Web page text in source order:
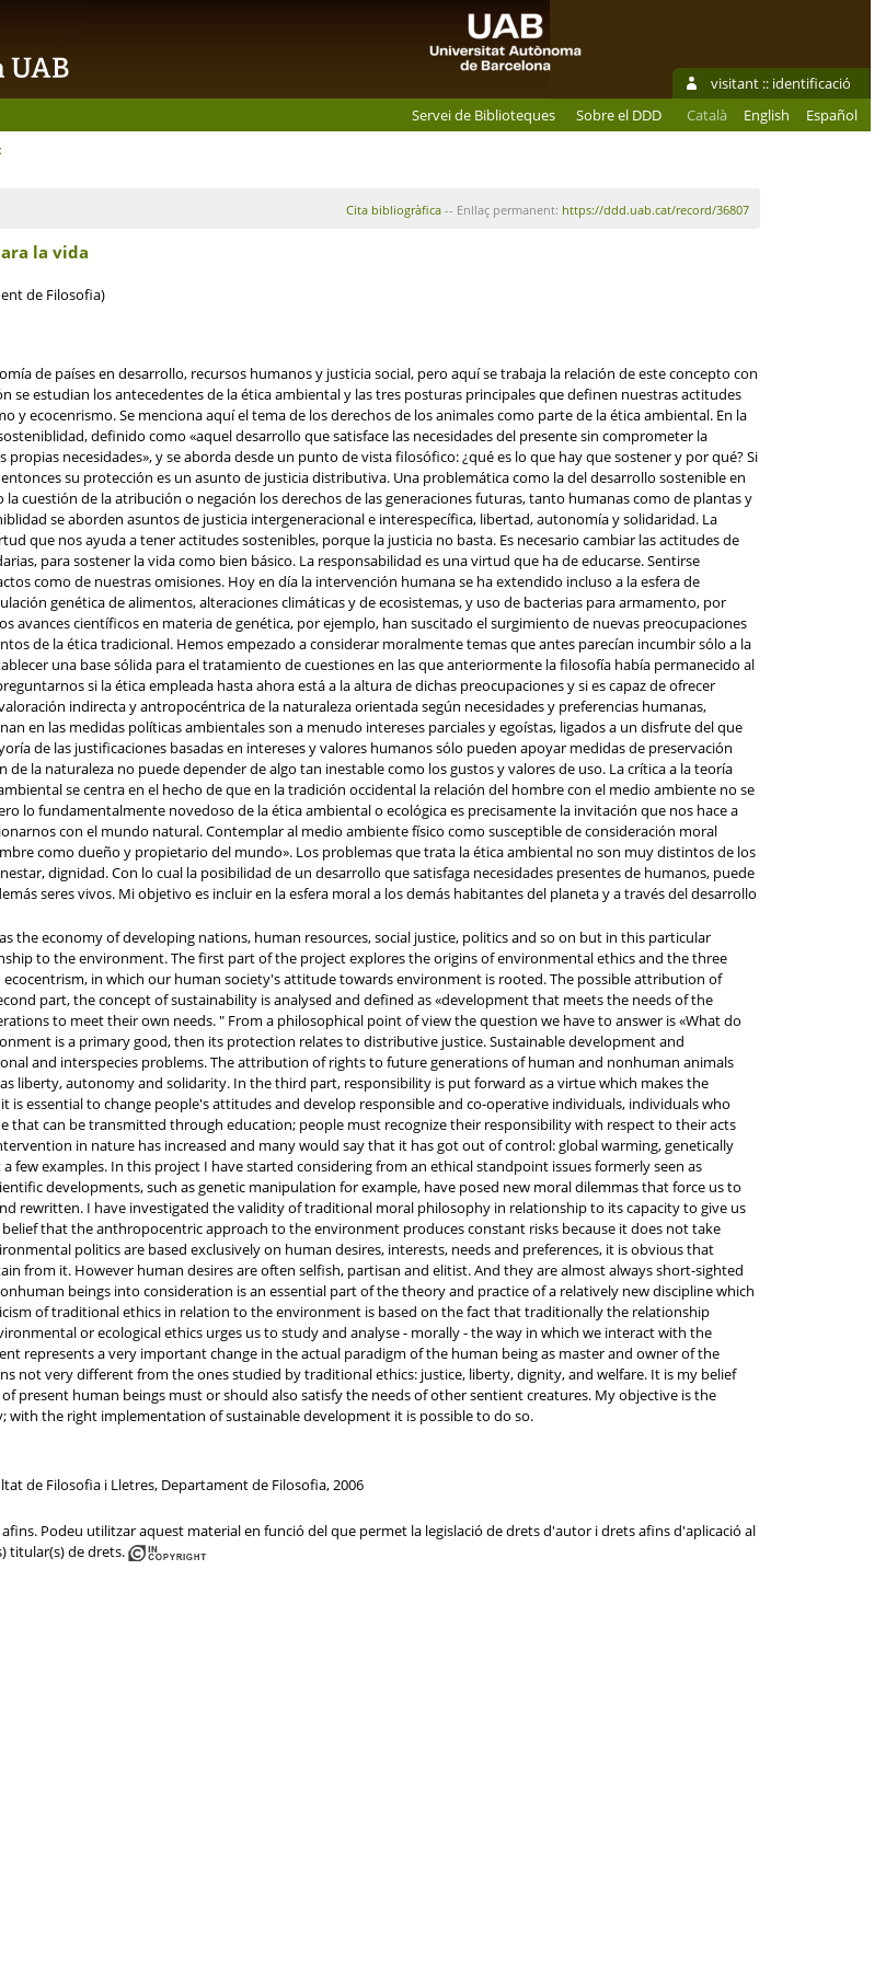
visitant :: identificació
Servei de Biblioteques Sobre el DDD Català English Español
Cita bibliogràfica-- Enllaç permanent: https://ddd.uab.cat/record/36807
la vida
de Filosofia)
de países en desarrollo, recursos humanos y justicia social, pero aquí se trabaja la relación de este concepto con
se estudian los antecedentes de la ética ambiental y las tres posturas principales que definen nuestras actitudes
ecocenrismo. Se menciona aquí el tema de los derechos de los animales como parte de la ética ambiental. En la
definido como «aquel desarrollo que satisface las necesidades del presente sin comprometer la
propias necesidades», y se aborda desde un punto de vista filosófico: ¿qué es lo que hay que sostener y por qué? Si
su protección es un asunto de justicia distributiva. Una problemática como la del desarrollo sostenible en
cuestión de la atribución o negación los derechos de las generaciones futuras, tanto humanas como de plantas y
se aborden asuntos de justicia intergeneracional e interespecífica, libertad, autonomía y solidaridad. La
que nos ayuda a tener actitudes sostenibles, porque la justicia no basta. Es necesario cambiar las actitudes de
para sostener la vida como bien básico. La responsabilidad es una virtud que ha de educarse. Sentirse
como de nuestras omisiones. Hoy en día la intervención humana se ha extendido incluso a la esfera de
genética de alimentos, alteraciones climáticas y de ecosistemas, y uso de bacterias para armamento, por
avances científicos en materia de genética, por ejemplo, han suscitado el surgimiento de nuevas preocupaciones
de la ética tradicional. Hemos empezado a considerar moralmente temas que antes parecían incumbir sólo a la
una base sólida para el tratamiento de cuestiones en las que anteriormente la filosofía había permanecido al
si la ética empleada hasta ahora está a la altura de dichas preocupaciones y si es capaz de ofrecer
indirecta y antropocéntrica de la naturaleza orientada según necesidades y preferencias humanas,
en las medidas políticas ambientales son a menudo intereses parciales y egoístas, ligados a un disfrute del que
de las justificaciones basadas en intereses y valores humanos sólo pueden apoyar medidas de preservación
la naturaleza no puede depender de algo tan inestable como los gustos y valores de uso. La crítica a la teoría
se centra en el hecho de que en la tradición occidental la relación del hombre con el medio ambiente no se
lo fundamentalmente novedoso de la ética ambiental o ecológica es precisamente la invitación que nos hace a
con el mundo natural. Contemplar al medio ambiente físico como susceptible de consideración moral
como dueño y propietario del mundo». Los problemas que trata la ética ambiental no son muy distintos de los
dignidad. Con lo cual la posibilidad de un desarrollo que satisfaga necesidades presentes de humanos, puede
seres vivos. Mi objetivo es incluir en la esfera moral a los demás habitantes del planeta y a través del desarrollo
the economy of developing nations, human resources, social justice, politics and so on but in this particular
to the environment. The first part of the project explores the origins of environmental ethics and the three
in which our human society's attitude towards environment is rooted. The possible attribution of
part, the concept of sustainability is analysed and defined as «development that meets the needs of the
to meet their own needs. " From a philosophical point of view the question we have to answer is «What do
is a primary good, then its protection relates to distributive justice. Sustainable development and
and interspecies problems. The attribution of rights to future generations of human and nonhuman animals
liberty, autonomy and solidarity. In the third part, responsibility is put forward as a virtue which makes the
is essential to change people's attitudes and develop responsible and co-operative individuals, individuals who
that can be transmitted through education; people must recognize their responsibility with respect to their acts
in nature has increased and many would say that it has got out of control: global warming, genetically
few examples. In this project I have started considering from an ethical standpoint issues formerly seen as
developments, such as genetic manipulation for example, have posed new moral dilemmas that force us to
rewritten. I have investigated the validity of traditional moral philosophy in relationship to its capacity to give us
that the anthropocentric approach to the environment produces constant risks because it does not take
politics are based exclusively on human desires, interests, needs and preferences, it is obvious that
from it. However human desires are often selfish, partisan and elitist. And they are almost always short-sighted
beings into consideration is an essential part of the theory and practice of a relatively new discipline which
of traditional ethics in relation to the environment is based on the fact that traditionally the relationship
or ecological ethics urges us to study and analyse - morally - the way in which we interact with the
represents a very important change in the actual paradigm of the human being as master and owner of the
not very different from the ones studied by traditional ethics: justice, liberty, dignity, and welfare. It is my belief
present human beings must or should also satisfy the needs of other sentient creatures. My objective is the
the right implementation of sustainable development it is possible to do so.
de Filosofia i Lletres, Departament de Filosofia, 2006
Podeu utilitzar aquest material en funció del que permet la legislació de drets d'autor i drets afins d'aplicació al
titular(s) de drets.